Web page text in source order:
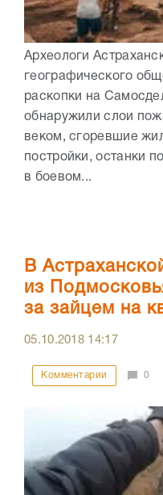
Археологи
географического
раскопки на
обнаружили слои
веком, сгоревшие
постройки, останки
в боевом...
В
из
за зайцем на
05.10.2018 14:17
Комментарии 0